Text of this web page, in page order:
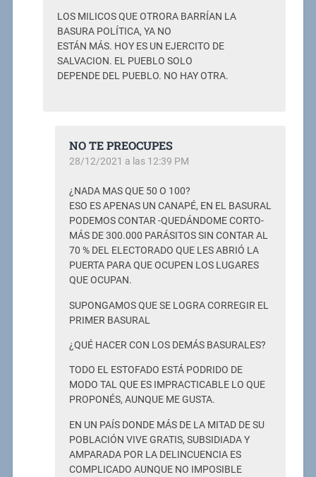
LOS MILICOS QUE OTRORA BARRÍAN LA
BASURA POLÍTICA, YA NO
ESTÁN MÁS. HOY ES UN EJERCITO DE
SALVACION. EL PUEBLO SOLO
DEPENDE DEL PUEBLO. NO HAY OTRA.
NO TE PREOCUPES
28/12/2021 a las 12:39 PM
¿NADA MAS QUE 50 O 100?
ESO ES APENAS UN CANAPÉ, EN EL BASURAL
PODEMOS CONTAR -QUEDÁNDOME CORTO-
MÁS DE 300.000 PARÁSITOS SIN CONTAR AL
70 % DEL ELECTORADO QUE LES ABRIÓ LA
PUERTA PARA QUE OCUPEN LOS LUGARES
QUE OCUPAN.
SUPONGAMOS QUE SE LOGRA CORREGIR EL
PRIMER BASURAL
¿QUÉ HACER CON LOS DEMÁS BASURALES?
TODO EL ESTOFADO ESTÁ PODRIDO DE
MODO TAL QUE ES IMPRACTICABLE LO QUE
PROPONÉS, AUNQUE ME GUSTA.
EN UN PAÍS DONDE MÁS DE LA MITAD DE SU
POBLACIÓN VIVE GRATIS, SUBSIDIADA Y
AMPARADA POR LA DELINCUENCIA ES
COMPLICADO AUNQUE NO IMPOSIBLE